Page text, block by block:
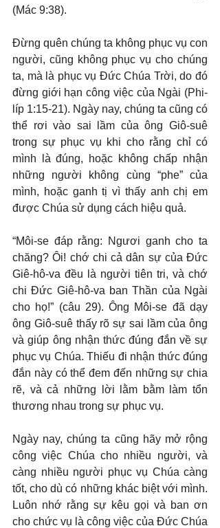
(Mác 9:38).
Đừng quên chúng ta không phục vụ con
người, cũng không phục vụ cho chúng
ta, mà là phục vụ Đức Chúa Trời, do đó
đừng giới hạn công việc của Ngài (Phi-
líp 1:15-21). Ngày nay, chúng ta cũng có
thể rơi vào sai lầm của ông Giô-suê
trong sự phục vụ khi cho rằng chỉ có
mình là đúng, hoặc không chấp nhận
những người không cùng “phe” của
mình, hoặc ganh tị vì thấy anh chị em
được Chúa sử dụng cách hiệu quả.
“Môi-se đáp rằng: Ngươi ganh cho ta
chăng? Ôi! chớ chi cả dân sự của Đức
Giê-hô-va đều là người tiên tri, và chớ
chi Đức Giê-hô-va ban Thần của Ngài
cho họ!” (câu 29). Ông Môi-se đã dạy
ông Giô-suê thấy rõ sự sai lầm của ông
và giúp ông nhận thức đúng đắn về sự
phục vụ Chúa. Thiếu đi nhận thức đúng
đắn này có thể đem đến những sự chia
rẽ, và cả những lời lằm bằm làm tổn
thương nhau trong sự phục vụ.
Ngày nay, chúng ta cũng hãy mở rộng
công việc Chúa cho nhiều người, và
càng nhiều người phục vụ Chúa càng
tốt, cho dù có những khác biệt với mình.
Luôn nhớ rằng sự kêu gọi và ban ơn
cho chức vụ là công việc của Đức Chúa